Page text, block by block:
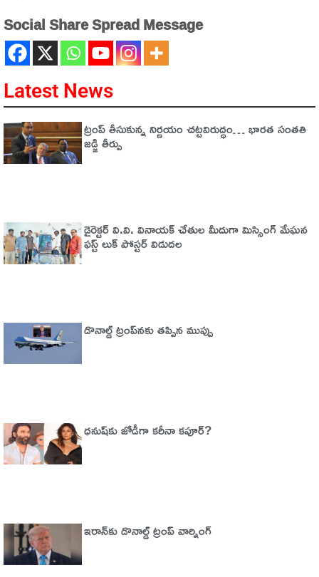
Social Share Spread Message
Latest News
ట్రంప్‌ తీసుకున్న నిర్ణయం చట్టవిరుద్ధం… భారత సంతతి
జడ్జి తీర్పు
డైరెక్టర్ వి.వి. వినాయక్ చేతుల మీదుగా మిస్సింగ్ మేఘన
ఫస్ట్ లుక్ పోస్టర్ విడుదల
డొనాల్డ్ ట్రంప్‌నకు తప్పిన ముప్పు
ధనుష్‌కు జోడీగా కరీనా కపూర్?
ఇరాన్‌కు డొనాల్డ్ ట్రంప్ వార్నింగ్‌